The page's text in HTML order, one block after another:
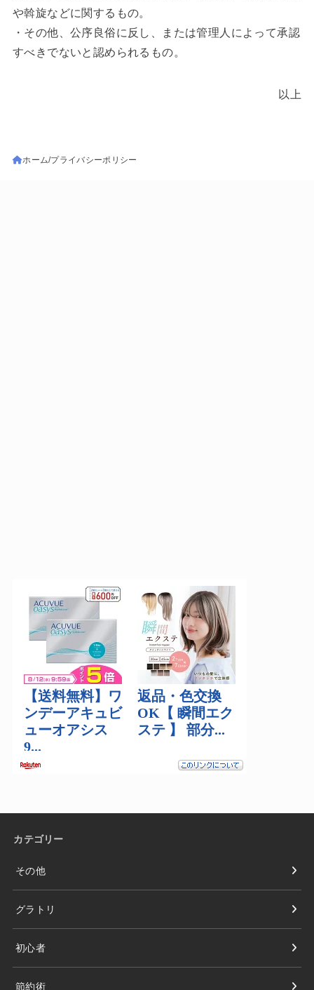
や斡旋などに関するもの。
・その他、公序良俗に反し、または管理人によって承認
すべきでないと認められるもの。
以上
ホーム プライバシーポリシー
カテゴリー
その他
グラトリ
初心者
節約術